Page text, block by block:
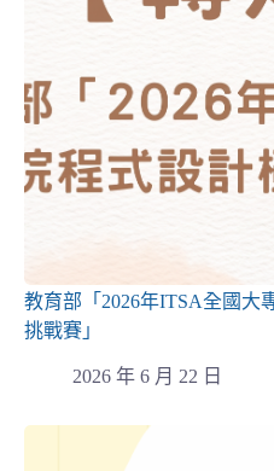
教育部「2026年ITSA全國大
挑戰賽」
2026 年 6 月 22 日